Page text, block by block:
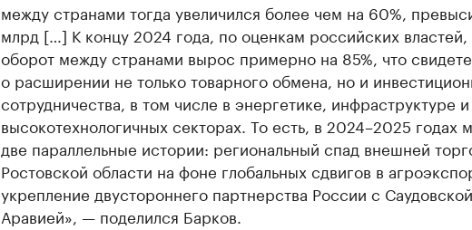
между странами тогда увеличился более чем на 60%,
млрд […] К концу 2024 года, по оценкам российских властей,
оборот между странами вырос примерно на 85%, что
о расширении не только товарного обмена, но и
сотрудничества, в том числе в энергетике, инфраструктуре и
высокотехнологичных секторах. То есть, в 2024–2025 годах
две параллельные истории: региональный спад внешней
Ростовской области на фоне глобальных сдвигов в
укрепление двустороннего партнерства России с Саудовской
Аравией», — поделился Барков.